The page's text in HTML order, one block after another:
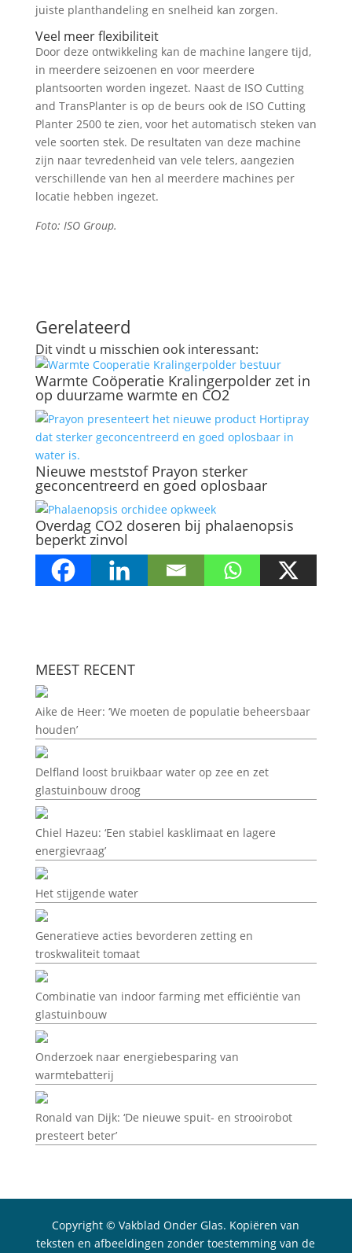
juiste planthandeling en snelheid kan zorgen.
Veel meer flexibiliteit
Door deze ontwikkeling kan de machine langere tijd,
in meerdere seizoenen en voor meerdere
plantsoorten worden ingezet. Naast de ISO Cutting
and TransPlanter is op de beurs ook de ISO Cutting
Planter 2500 te zien, voor het automatisch steken van
vele soorten stek. De resultaten van deze machine
zijn naar tevredenheid van vele telers, aangezien
verschillende van hen al meerdere machines per
locatie hebben ingezet.
Foto: ISO Group.
Gerelateerd
Dit vindt u misschien ook interessant:
Warmte Coöperatie Kralingerpolder zet in
op duurzame warmte en CO2
Nieuwe meststof Prayon sterker
geconcentreerd en goed oplosbaar
Overdag CO2 doseren bij phalaenopsis
beperkt zinvol
MEEST RECENT
Aike de Heer: ‘We moeten de populatie beheersbaar
houden’
Delfland loost bruikbaar water op zee en zet
glastuinbouw droog
Chiel Hazeu: ‘Een stabiel kasklimaat en lagere
energievraag’
Het stijgende water
Generatieve acties bevorderen zetting en
troskwaliteit tomaat
Combinatie van indoor farming met efficiëntie van
glastuinbouw
Onderzoek naar energiebesparing van
warmtebatterij
Ronald van Dijk: ‘De nieuwe spuit- en strooirobot
presteert beter’
Copyright © Vakblad Onder Glas. Kopiëren van
teksten en afbeeldingen zonder toestemming van de